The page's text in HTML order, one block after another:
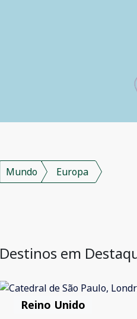
Mundo Europa
Destinos em
Reino Unido